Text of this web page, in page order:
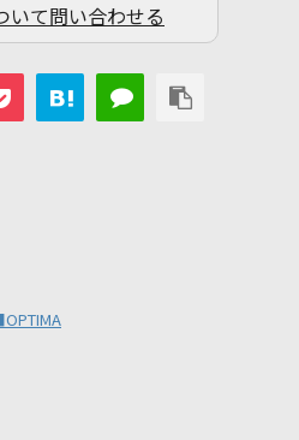
いて問い合わせる